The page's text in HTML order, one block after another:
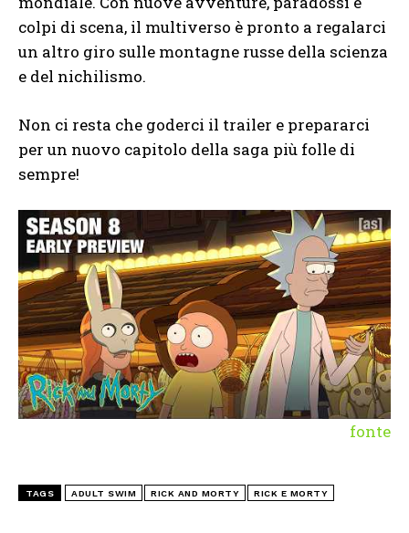
colpi di scena, il multiverso è pronto a regalarci
un altro giro sulle montagne russe della scienza
e del nichilismo.
Non ci resta che goderci il trailer e prepararci
per un nuovo capitolo della saga più folle di
sempre!
fonte
TAGS ADULT SWIM RICK AND MORTY RICK E MORTY